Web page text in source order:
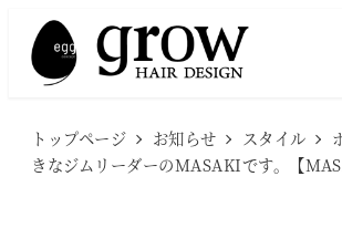
トップページ お知らせ スタイル
きなジムリーダーのMASAKIです。【